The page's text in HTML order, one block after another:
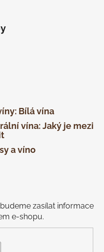
Bílá vína
vína: Jaký je mezi
a víno
zasílat informace
e-shopu.